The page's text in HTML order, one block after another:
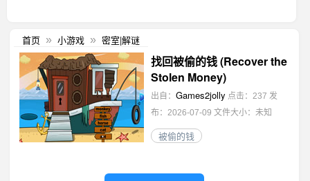
首页 » 小游戏 » 密室|解谜
找回被偷的钱 (Recover the
Stolen Money)
出自： Games2jolly 点击：237 发
布：2026-07-09 文件大小：未知
被偷的钱